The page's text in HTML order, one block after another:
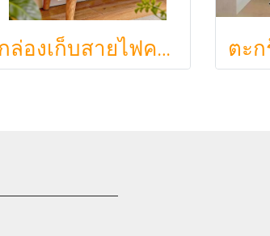
กล่องเก็บสายไฟคาเฟ่จิ๋วสไตล์ญี่ปุ่นมินิมอล ซ่อนเร้าเตอร์และปลั๊กไฟให้ห้องดูละมุนเหมือนยกคาเฟ่จากโตเกียวมาไว้ที่บ้าน